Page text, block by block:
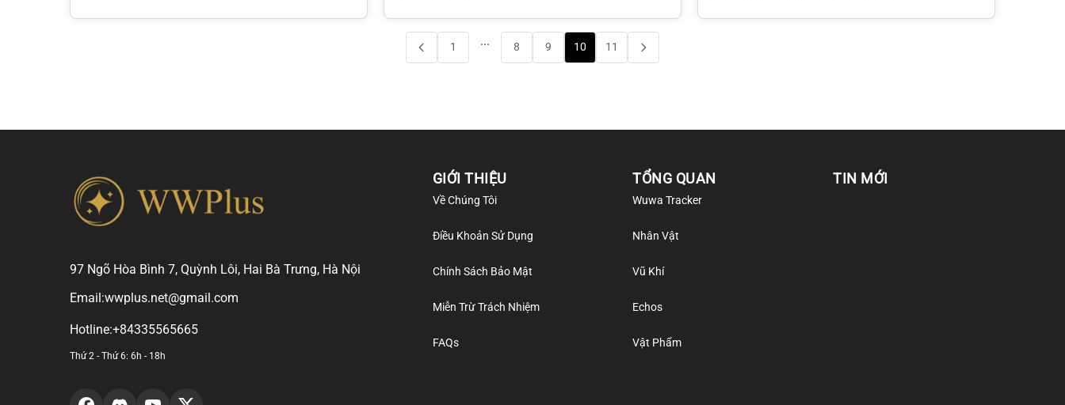
Trang
1 ... 8 9 10 11
Trang
97 Ngõ Hòa Bình 7, Quỳnh Lôi, Hai Bà Trưng, Hà Nội
Email:wwplus.net@gmail.com
Hotline:+84335565665
Thứ 2 - Thứ 6: 6h - 18h
GIỚI THIỆU
Về Chúng Tôi
Điều Khoản Sử Dụng
Chính Sách Bảo Mật
Miễn Trừ Trách Nhiệm
FAQs
TỔNG QUAN
Wuwa Tracker
Nhân Vật
Vũ Khí
Echos
Vật Phẩm
TIN MỚI